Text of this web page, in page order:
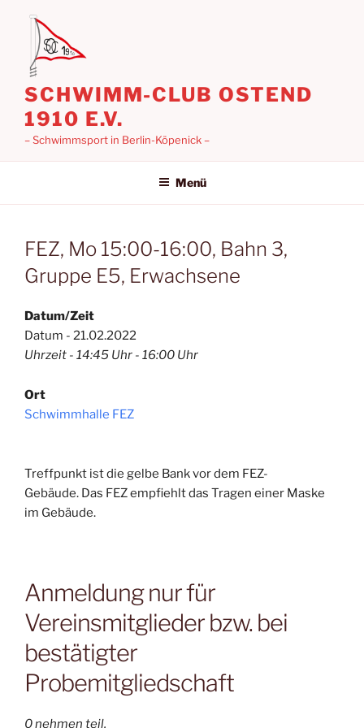
springen
SCHWIMM-CLUB OSTEND
1910 E.V.
– Schwimmsport in Berlin-Köpenick –
Menü
FEZ, Mo 15:00-16:00, Bahn 3,
Gruppe E5, Erwachsene
Datum/Zeit
Datum - 21.02.2022
Uhrzeit - 14:45 Uhr - 16:00 Uhr
Ort
Schwimmhalle FEZ
Treffpunkt ist die gelbe Bank vor dem FEZ-
Gebäude. Das FEZ empfiehlt das Tragen einer Maske
im Gebäude.
Anmeldung nur für
Vereinsmitglieder bzw. bei
bestätigter
Probemitgliedschaft
0 nehmen teil.